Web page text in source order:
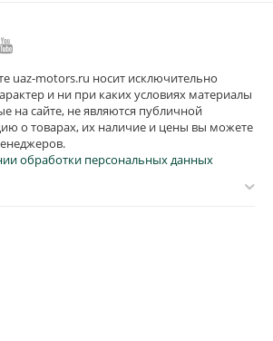
uaz-motors.ru носит исключительно
и ни при каких условиях материалы
на сайте, не являются публичной
о товарах, их наличие и цены вы можете
обработки персональных данных